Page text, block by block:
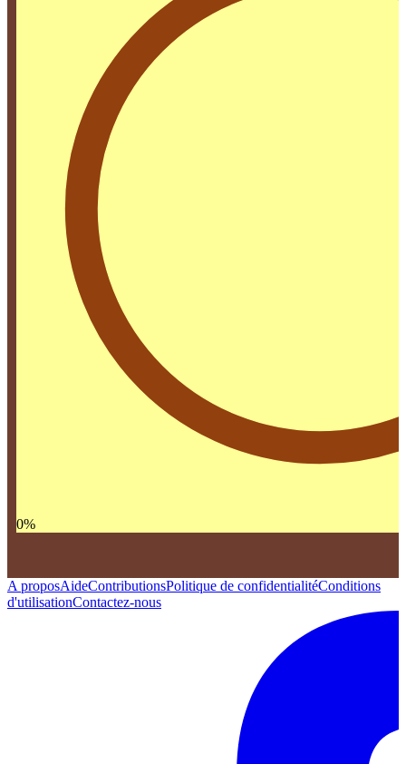
0%
A proposAideContributionsPolitique de confidentialitéConditions
d'utilisationContactez-nous